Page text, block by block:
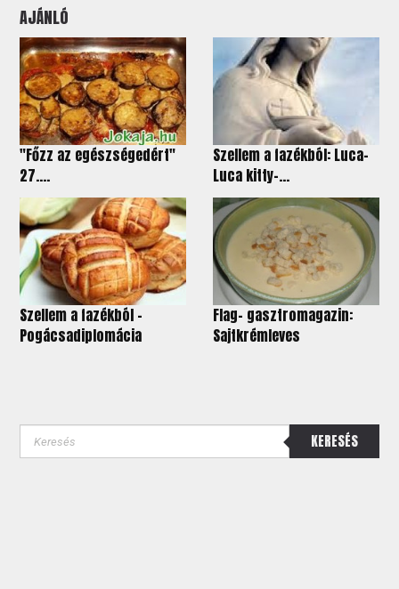
AJÁNLÓ
"Főzz az egészségedért"
27....
Szellem a fazékból: Luca-
Luca kitty-...
Szellem a fazékból -
Pogácsadiplomácia
Flag- gasztromagazin:
Sajtkrémleves
KERESÉS